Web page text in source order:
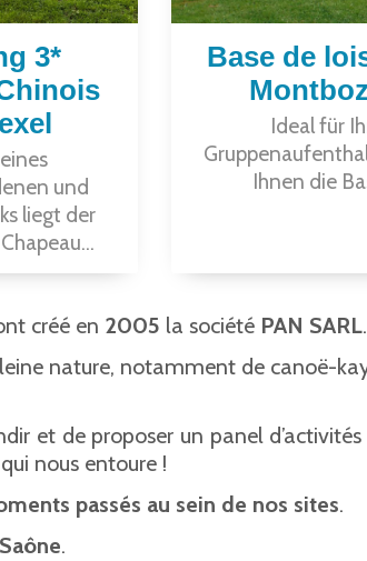
3*
und
liegt der
Base de
Ideal für
Ihnen die
créé en 2005 la société PAN SARL.
nature, notamment de canoë-
et de proposer un panel
nous entoure !
passés au sein de nos sites.
.